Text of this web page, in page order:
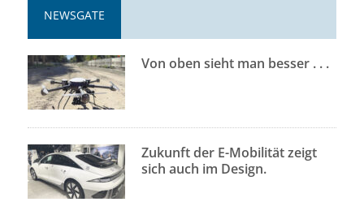
NEWSGATE
Von oben sieht man besser . . .
Zukunft der E-Mobilität zeigt
sich auch im Design.